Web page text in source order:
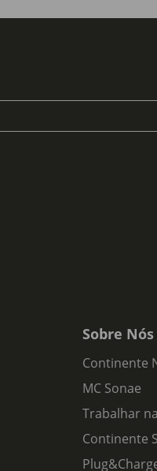
Sobre Nós
Continente
MC Sonae
Trabalhar
Continente